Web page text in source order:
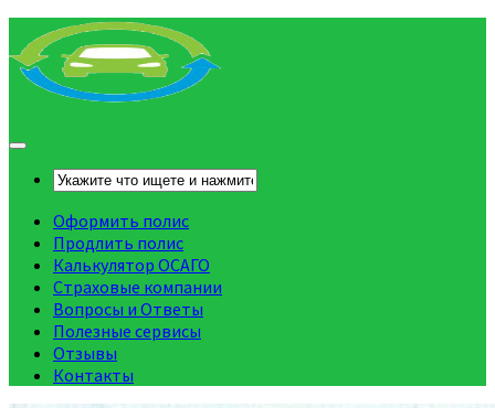
Оформить полис
Продлить полис
Калькулятор ОСАГО
Страховые компании
Вопросы и Ответы
Полезные сервисы
Отзывы
Контакты